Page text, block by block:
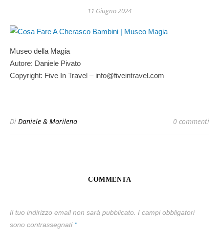
11 Giugno 2024
Museo della Magia
Autore: Daniele Pivato
Copyright: Five In Travel – info@fiveintravel.com
Di Daniele & Marilena 0 commenti
COMMENTA
Il tuo indirizzo email non sarà pubblicato. I campi obbligatori
sono contrassegnati *